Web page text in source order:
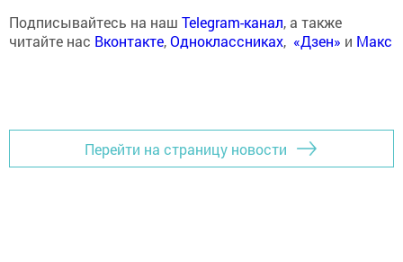
Подписывайтесь на наш Telegram-канал, а также
читайте нас Вконтакте,Одноклассниках, «Дзен» и Макс
Перейти на страницу новости